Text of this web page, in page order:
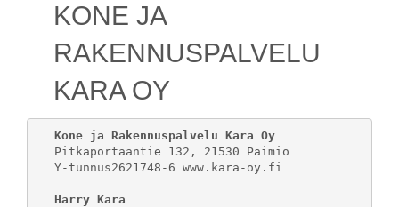
KONE JA
RAKENNUSPALVELU
KARA OY
Kone ja Rakennuspalvelu Kara Oy
Pitkäportaantie 132, 21530 Paimio
Y-tunnus2621748-6 www.kara-oy.fi
Harry Kara